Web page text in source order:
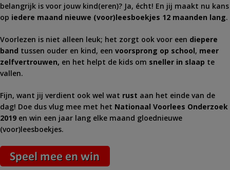
belangrijk is voor jouw kind(eren)? Ja, écht! En jij maakt nu kans
op iedere maand nieuwe (voor)leesboekjes 12 maanden lang.
Voorlezen is niet alleen leuk; het zorgt ook voor een diepere
band tussen ouder en kind, een voorsprong op school, meer
zelfvertrouwen, en het helpt de kids om sneller in slaap te
vallen.
Fijn, want jij verdient ook wel wat rust aan het einde van de
dag! Doe dus vlug mee met het Nationaal Voorlees Onderzoek
2019 en win een jaar lang elke maand gloednieuwe
(voor)leesboekjes.